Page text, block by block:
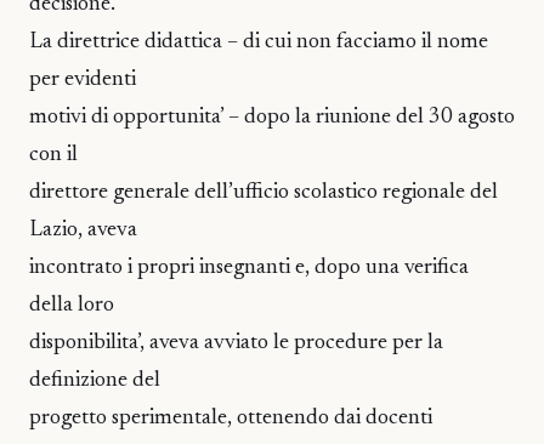
decisione.
La direttrice didattica – di cui non facciamo il nome
per evidenti
motivi di opportunita’ – dopo la riunione del 30 agosto
con il
direttore generale dell’ufficio scolastico regionale del
Lazio, aveva
incontrato i propri insegnanti e, dopo una verifica
della loro
disponibilita’, aveva avviato le procedure per la
definizione del
progetto sperimentale, ottenendo dai docenti